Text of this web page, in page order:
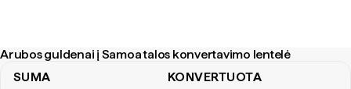
Arubos guldenai į Samoa talos konvertavimo lentelė
SUMA KONVERTUOTA